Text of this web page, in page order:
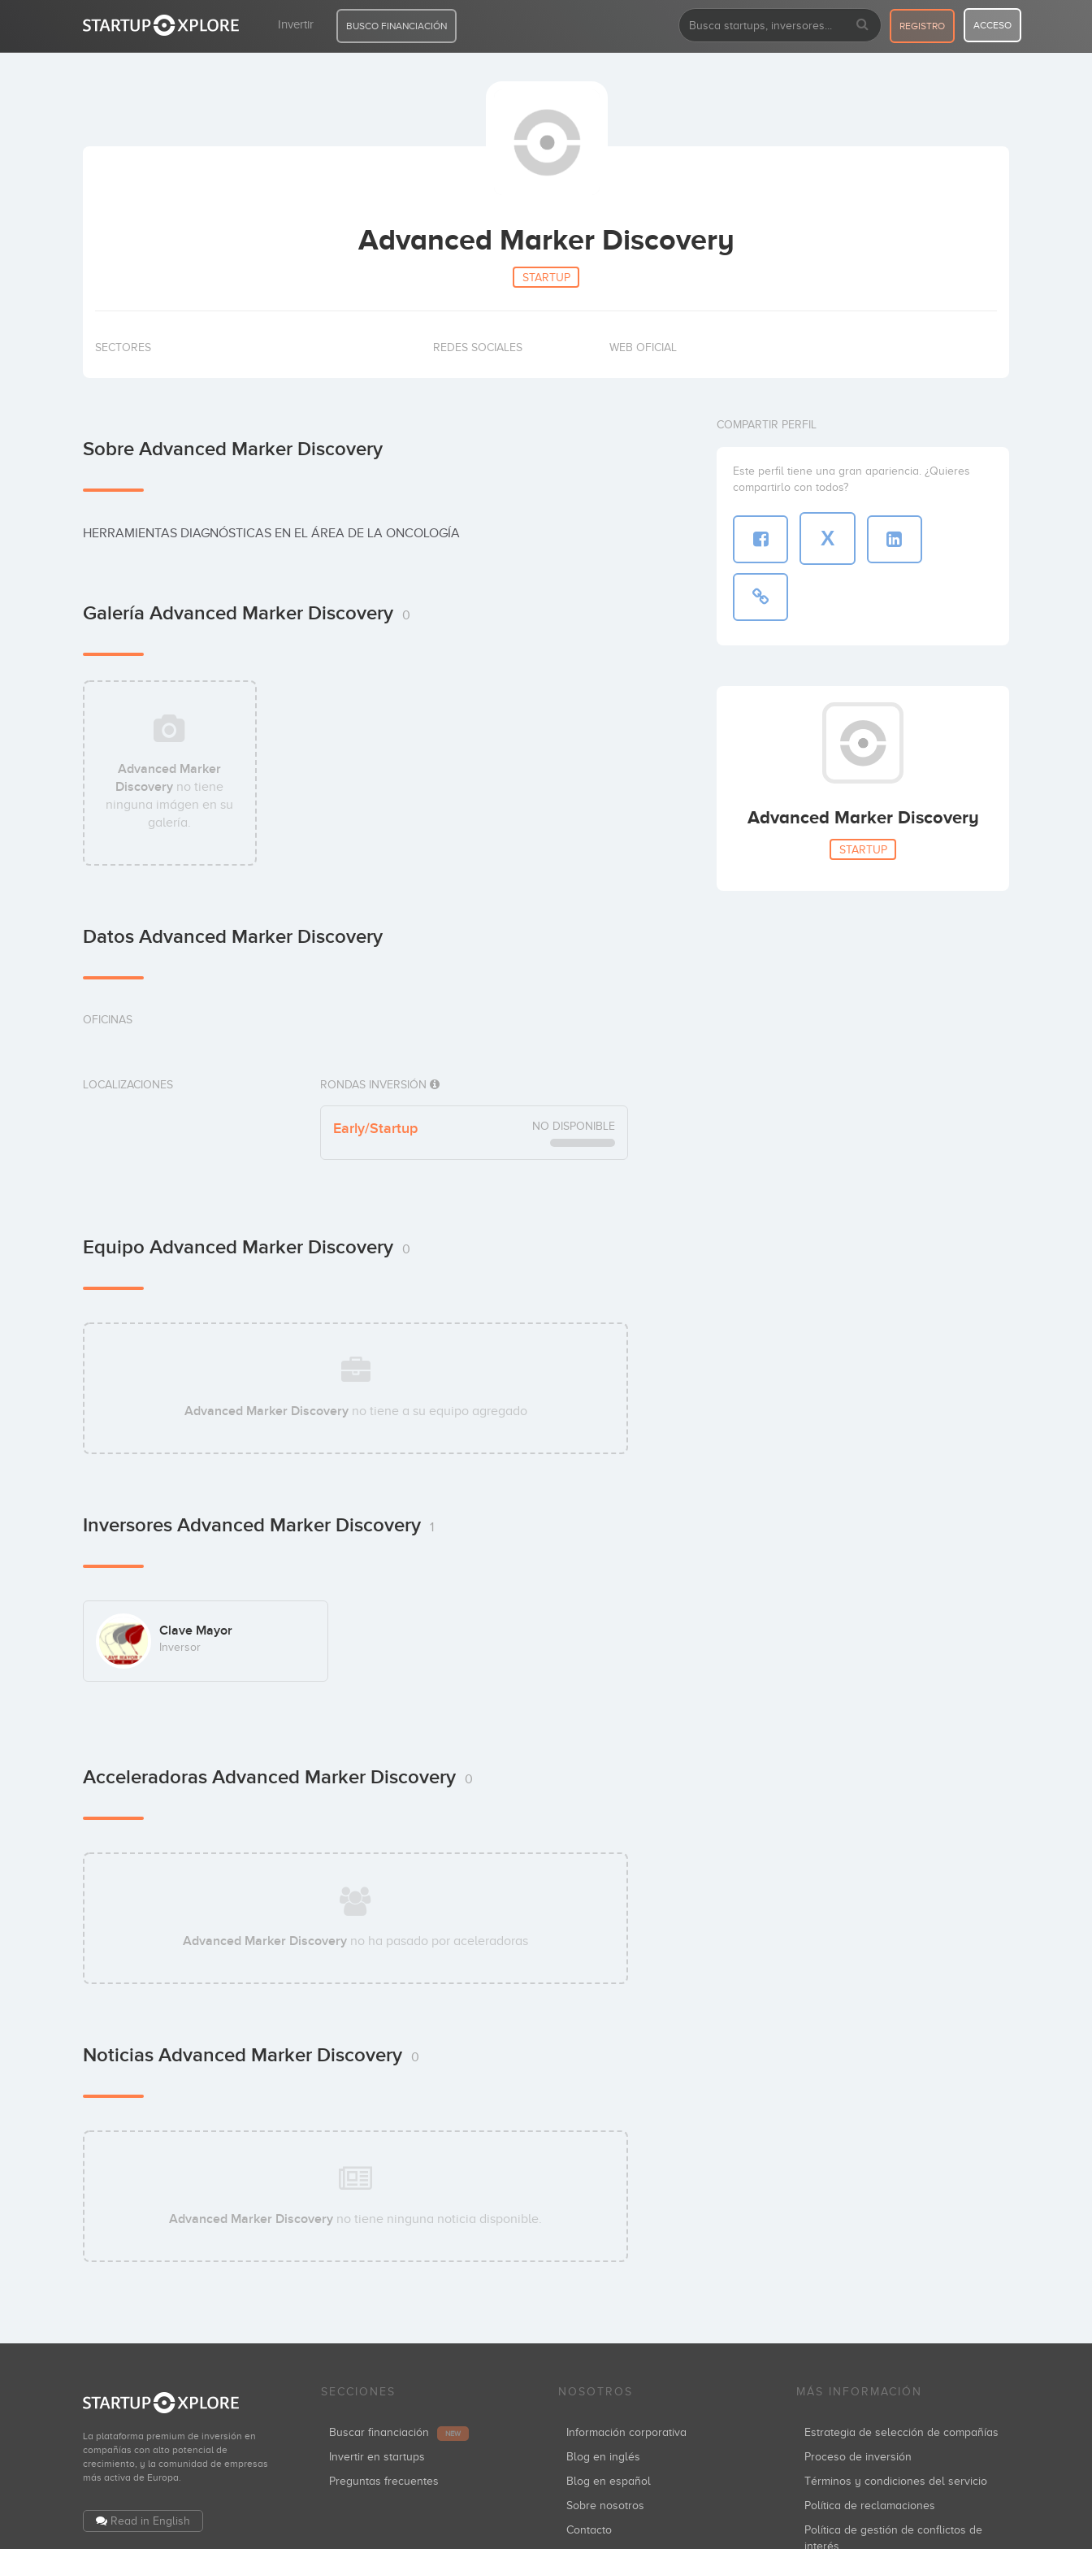
Invertir BUSCO FINANCIACIÓN REGISTRO ACCESO
Advanced Marker Discovery
STARTUP
SECTORES REDES SOCIALES WEB OFICIAL
Sobre Advanced Marker Discovery
HERRAMIENTAS DIAGNÓSTICAS EN EL ÁREA DE LA ONCOLOGÍA
Galería Advanced Marker Discovery 0
Advanced Marker
Discovery no tiene
ninguna imágen en su
galería.
Datos Advanced Marker Discovery
OFICINAS
LOCALIZACIONES RONDAS INVERSIÓN
Early/Startup NO DISPONIBLE
Equipo Advanced Marker Discovery 0
Advanced Marker Discoveryno tiene a su equipo agregado
Inversores Advanced Marker Discovery 1
Clave Mayor
Inversor
Acceleradoras Advanced Marker Discovery 0
Advanced Marker Discovery no ha pasado por aceleradoras
Noticias Advanced Marker Discovery 0
Advanced Marker Discovery no tiene ninguna noticia disponible.
COMPARTIR PERFIL
Este perfil tiene una gran apariencia. ¿Quieres
compartirlo con todos?
X
Advanced Marker Discovery
STARTUP
La plataforma premium de inversión en
compañías con alto potencial de
crecimiento, y la comunidad de empresas
más activa de Europa.
Read in English
SECCIONES
Buscar financiación NEW
Invertir en startups
Preguntas frecuentes
NOSOTROS
Información corporativa
Blog en inglés
Blog en español
Sobre nosotros
Contacto
MÁS INFORMACIÓN
Estrategia de selección de compañías
Proceso de inversión
Términos y condiciones del servicio
Política de reclamaciones
Política de gestión de conflictos de
interés